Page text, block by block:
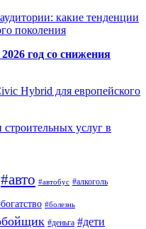
какие тенденции
поколения
год со снижения
Hybrid для европейского
услуг в
#авто #автобус #алкоголь
#болезнь
#деньга #дети